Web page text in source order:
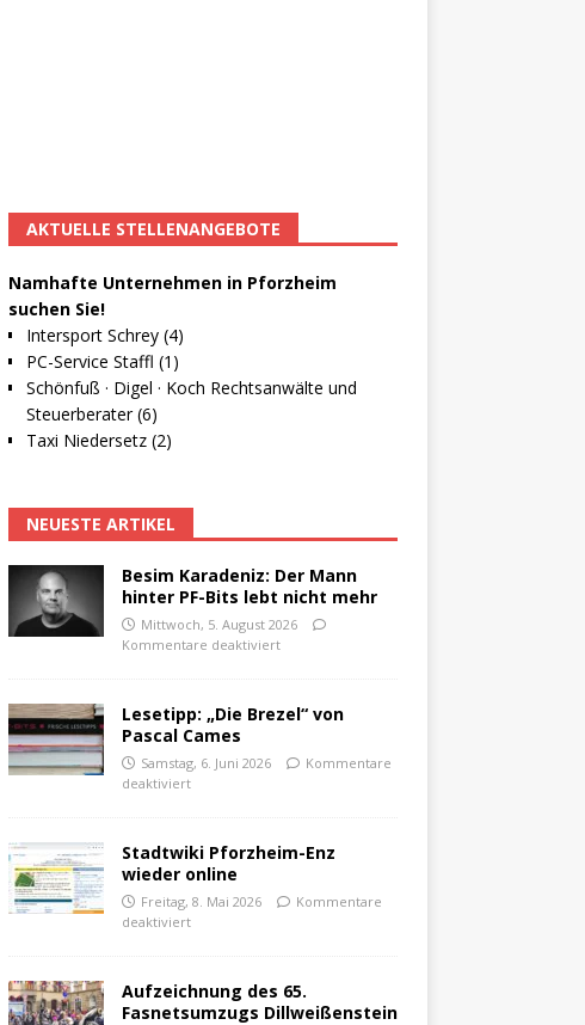
AKTUELLE STELLENANGEBOTE
Namhafte Unternehmen in Pforzheim
suchen Sie!
Intersport Schrey (4)
PC-Service Staffl (1)
Schönfuß · Digel · Koch Rechtsanwälte und
Steuerberater (6)
Taxi Niedersetz (2)
NEUESTE ARTIKEL
Besim Karadeniz: Der Mann
hinter PF-Bits lebt nicht mehr
Mittwoch, 5. August 2026
Kommentare deaktiviert
Lesetipp: „Die Brezel“ von
Pascal Cames
Samstag, 6. Juni 2026
Kommentare
deaktiviert
Stadtwiki Pforzheim-Enz
wieder online
Freitag, 8. Mai 2026
Kommentare
deaktiviert
Aufzeichnung des 65.
Fasnetsumzugs Dillweißenstein